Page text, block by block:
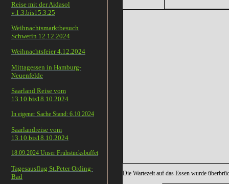
Reise mit der Aidasol
v.1.3.bis15.3.25
Weihnachtsmarktbesuch
Schwerin 12.12.2024
Weihnachtsfeier 4.12.2024
Mittagessen in Hamburg-
Neuenfelde
Saarland Reise vom
13.10.bis18.10.2024
In eigener Sache Stand: 6.10.2024
Saarlandreise vom
13.10.bis18.10.2024
18.09.2024 Unser Frühstücksbuffet
Tagesausflug St.Peter Ording-
Bad Die Wartezeit auf das Essen wurde